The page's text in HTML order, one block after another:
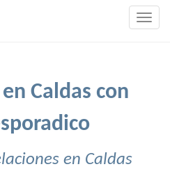
Caldas con
en Caldas